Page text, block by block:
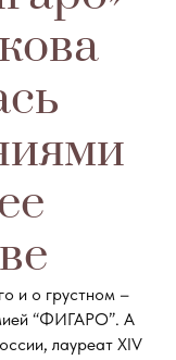
и о грустном –
“ФИГАРО”. А
лауреат XIV